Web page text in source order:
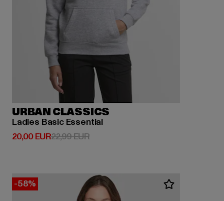
URBAN CLASSICS
Ladies Basic Essential
20,00 EUR
Derzeitiger Preis: 20,00 EUR
22,99 EURAktionspreis: 22,99 EUR
-58%